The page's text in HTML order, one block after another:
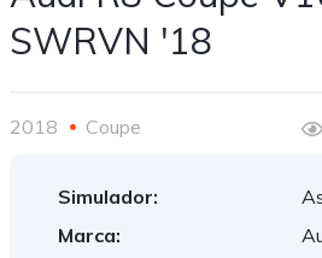
SWRVN '18
2018 Coupe
Simulador:
Marca: